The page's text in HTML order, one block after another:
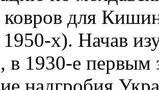
ковров для
1950-х). Начав
в 1930-е первым